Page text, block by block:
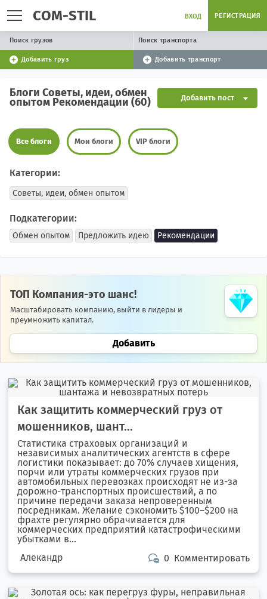
COM-STIL ВХОД РЕГИСТРАЦИЯ
Поиск грузов Поиск транспорта
Добавить груз Добавить транспорт
Блоги Советы, идеи, обмен
опытом Рекомендации (60) Добавить пост
Все блоги Мои блоги VIP блоги
Категории:
Советы, идеи, обмен опытом
Подкатегории:
Обмен опытом Предложить идею Рекомендации
ТОП Компания-это шанс!
Масштабировать компанию, выйти в лидеры и
преумножить капитал.
Добавить
Как защитить коммерческий груз от
мошенников, шант...
Статистика страховых организаций и
независимых аналитических агентств в сфере
логистики показывает: до 70% случаев хищения,
порчи или утраты коммерческих грузов при
автомобильных перевозках происходят не из-за
дорожно-транспортных происшествий, а по
причине передачи заказа непроверенным
посредникам. Желание сэкономить $100–$200 на
фрахте регулярно обрачивается для
коммерческих предприятий катастрофическими
убытками в...
Алекандр
0 Комментировать